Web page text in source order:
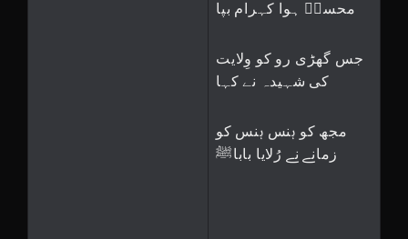
محسنؔ ہوا کہرام بپا
جس گھڑی رو کو وِلایت
کی شہیدہ نے کہا
مجھ کو ہنس ہنس کو
زمانے نے رُلایا باباﷺ